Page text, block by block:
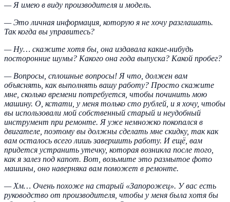
— Я имею в виду производителя и модель.
— Это личная информация, которую я не хочу разглашать.
Так когда вы управитесь?
— Ну… скажите хотя бы, она издавала какие-нибудь
посторонние шумы? Какого она года выпуска? Какой пробег?
— Вопросы, сплошные вопросы! Я что, должен вам
объяснять, как выполнять вашу работу? Просто скажите
мне, сколько времени потребуется, чтобы починить мою
машину. О, кстати, у меня только сто рублей, и я хочу, чтобы
вы использовали мой собственный старый и неудобный
инструмент при ремонте. Я уже немножко покопался в
двигателе, поэтому вы должны сделать мне скидку, так как
вам осталось всего лишь завершить работу. И ещё, вам
придется устранить утечку, которая возникла после того,
как я залез под капот. Вот, возьмите это размытое фото
машины, оно наверняка вам поможет в ремонте.
— Хм… Очень похоже на старый «Запорожец». У вас есть
руководство от производителя, чтобы у меня была хотя бы